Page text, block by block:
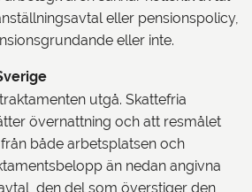
eller pensionspolicy,
eller inte.
utgå. Skattefria
övernattning och att resmålet
både arbetsplatsen och
än nedan angivna
den del som överstiger den